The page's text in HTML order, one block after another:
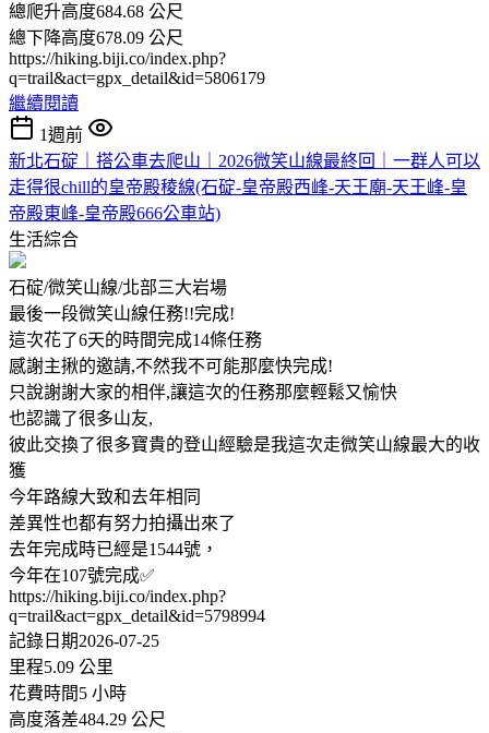
總爬升高度684.68 公尺
總下降高度678.09 公尺
https://hiking.biji.co/index.php?
q=trail&act=gpx_detail&id=5806179
繼續閱讀
1週前
新北石碇｜搭公車去爬山｜2026微笑山線最終回｜一群人可以
走得很chill的皇帝殿稜線(石碇-皇帝殿西峰-天王廟-天王峰-皇
帝殿東峰-皇帝殿666公車站)
生活綜合
石碇/微笑山線/北部三大岩場
最後一段微笑山線任務!!完成!
這次花了6天的時間完成14條任務
感謝主揪的邀請,不然我不可能那麼快完成!
只說謝謝大家的相伴,讓這次的任務那麼輕鬆又愉快
也認識了很多山友,
彼此交換了很多寶貴的登山經驗是我這次走微笑山線最大的收
獲
今年路線大致和去年相同
差異性也都有努力拍攝出來了
去年完成時已經是1544號，
今年在107號完成✅
https://hiking.biji.co/index.php?
q=trail&act=gpx_detail&id=5798994
記錄日期2026-07-25
里程5.09 公里
花費時間5 小時
高度落差484.29 公尺